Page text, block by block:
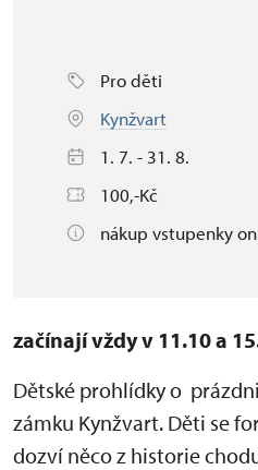
Pro děti
Kynžvart
1. 7. - 31. 8.
100,-Kč
nákup vstupenky
začínají vždy v 11.10 a
Dětské prohlídky o
zámku Kynžvart. Děti se
dozví něco z historie